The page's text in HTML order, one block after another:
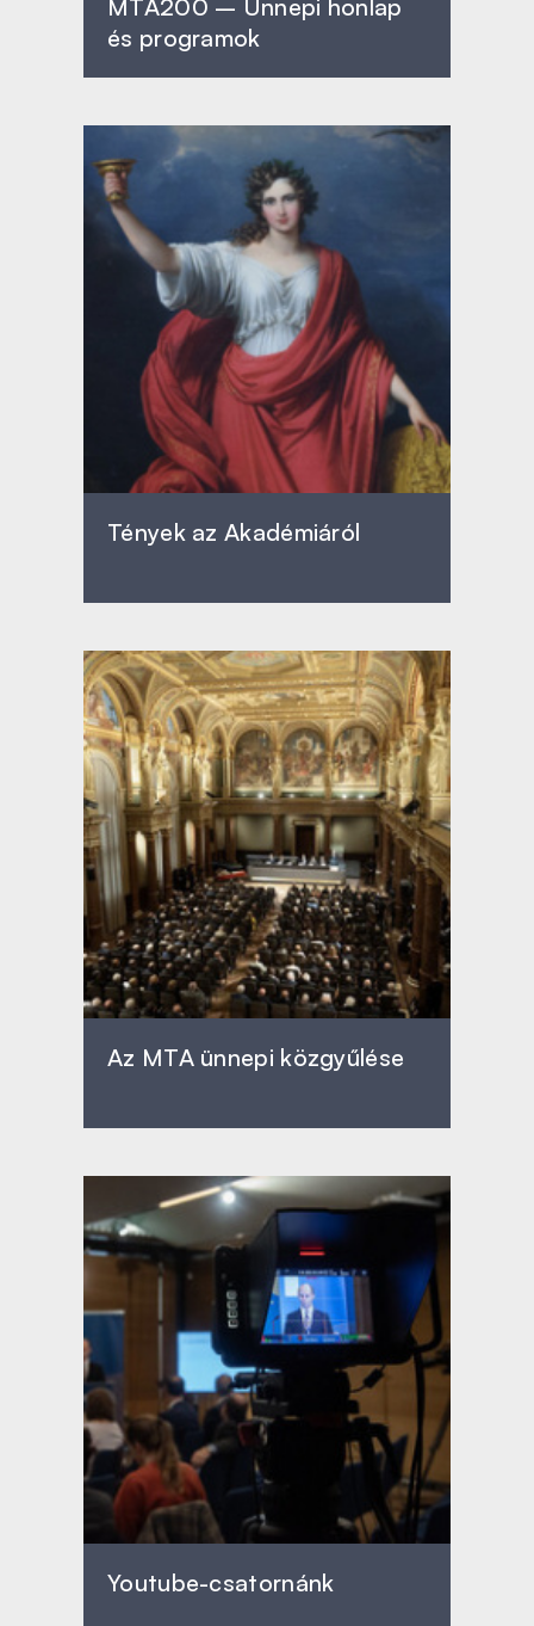
MTA200 – Ünnepi honlap
és programok
Tények az Akadémiáról
Az MTA ünnepi közgyűlése
Youtube-csatornánk